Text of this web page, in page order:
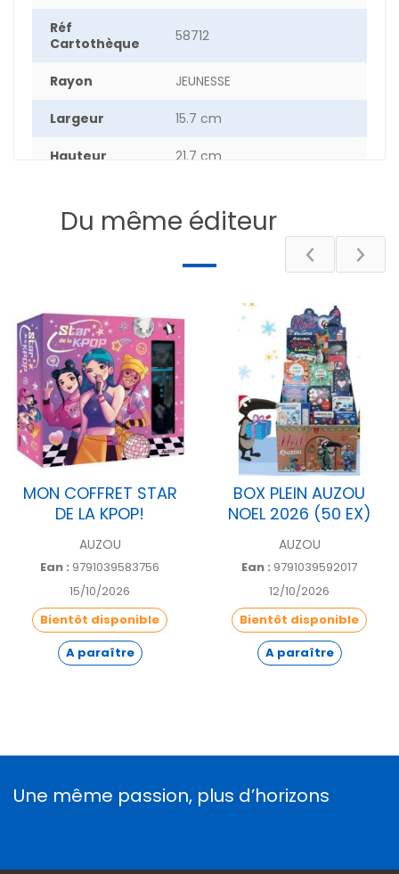
Réf
Cartothèque
58712
Rayon JEUNESSE
Largeur 15.7 cm
Hauteur 21.7 cm
pages
Du même éditeur
MON COFFRET STAR
DE LA KPOP!
AUZOU
Ean : 9791039583756
15/10/2026
Bientôt disponible
A paraître
BOX PLEIN AUZOU
NOEL 2026 (50 EX)
AUZOU
Ean : 9791039592017
12/10/2026
Bientôt disponible
A paraître
Une même passion, plus d’horizons